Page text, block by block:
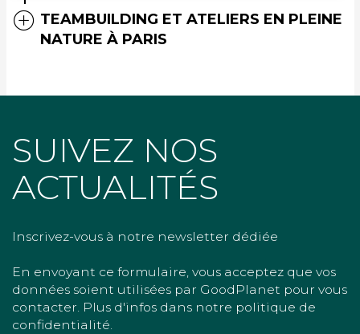
TEAMBUILDING ET ATELIERS EN PLEINE
NATURE À PARIS
SUIVEZ NOS
ACTUALITÉS
Inscrivez-vous à notre newsletter dédiée
En envoyant ce formulaire, vous acceptez que vos
données soient utilisées par GoodPlanet pour vous
contacter. Plus d'infos dans notre politique de
confidentialité.